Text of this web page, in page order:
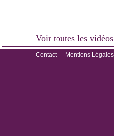
Voir toutes les vidéos
Contact - Mentions Légales